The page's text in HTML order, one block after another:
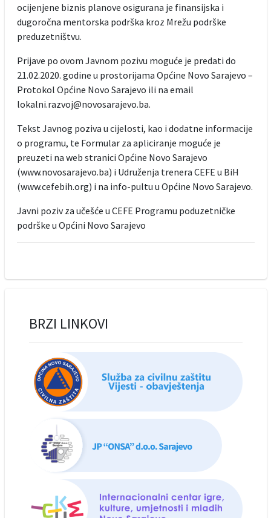
ocijenjene biznis planove osigurana je finansijska i
dugoročna mentorska podrška kroz Mrežu podrške
preduzetništvu.
Prijave po ovom Javnom pozivu moguće je predati do
21.02.2020. godine u prostorijama Općine Novo Sarajevo –
Protokol Općine Novo Sarajevo ili na email
lokalni.razvoj@novosarajevo.ba.
Tekst Javnog poziva u cijelosti, kao i dodatne informacije
o programu, te Formular za apliciranje moguće je
preuzeti na web stranici Općine Novo Sarajevo
(www.novosarajevo.ba) i Udruženja trenera CEFE u BiH
(www.cefebih.org) i na info-pultu u Općine Novo Sarajevo.
Javni poziv za učešće u CEFE Programu poduzetničke
podrške u Općini Novo Sarajevo
BRZI LINKOVI